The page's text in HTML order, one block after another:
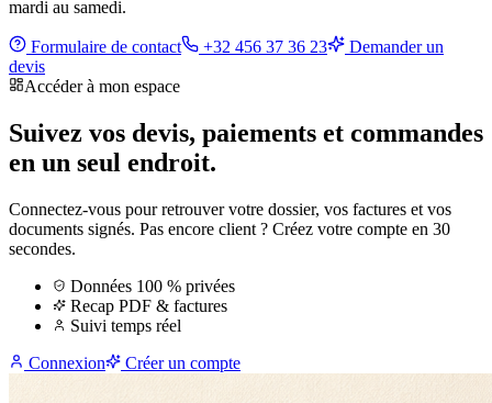
mardi au samedi.
Formulaire de contact +32 456 37 36 23
Demander un
devis
Accéder à mon espace
Suivez vos devis, paiements et commandes
en un seul endroit.
Connectez-vous pour retrouver votre dossier, vos factures et vos
documents signés. Pas encore client ? Créez votre compte en 30
secondes.
Données 100 % privées
Recap PDF & factures
Suivi temps réel
Connexion
Créer un compte